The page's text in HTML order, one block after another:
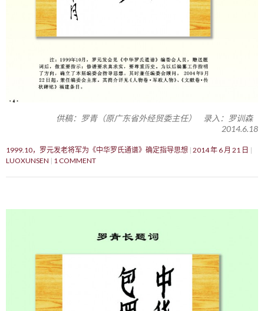
供稿：罗青（原广东省外经贸委主任） 录入：罗训森
2014.6.18
1999.10，罗元发老将军为《中华罗氏通谱》确定指导思想 2014 年 6 月 21 日
LUOXUNSEN
1 COMMENT